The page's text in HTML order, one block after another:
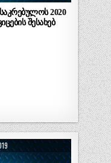
2020
შესახებ